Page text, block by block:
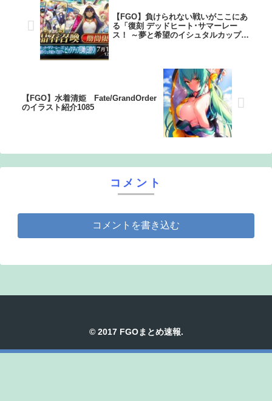
【FGO】負けられない戦いがここにあ
る「復刻 デッドヒート･サマーレー
ス！ ～夢と希望のイシュタルカップ
【FGO】水着清姫 Fate/GrandOrder
のイラスト紹介1085
コメント
コメントを書き込む
© 2017 FGOまとめ速報.